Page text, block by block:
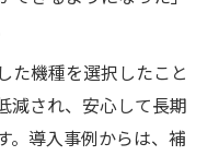
た機種を選択したこと
減され、安心して長期
。導入事例からは、補